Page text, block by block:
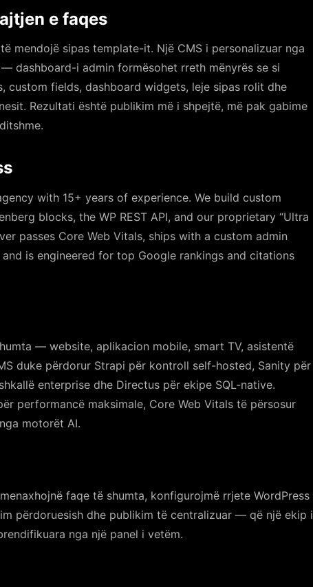
e faqes
mendojë sipas template-it. Një CMS i personalizuar nga
dashboard-i admin formësohet rreth mënyrës se si
fields, dashboard widgets, leje sipas rolit dhe
Rezultati është publikim më i shpejtë, më pak gabime
with 15+ years of experience. We build custom
blocks, the WP REST API, and our proprietary “Ultra
passes Core Web Vitals, ships with a custom admin
is engineered for top Google rankings and citations
— website, aplikacion mobile, smart TV, asistentë
duke përdorur Strapi për kontroll self-hosted, Sanity për
enterprise dhe Directus për ekipe SQL-native.
performancë maksimale, Core Web Vitals të përsosur
motorët AI.
faqe të shumta, konfigurojmë rrjete WordPress
përdoruesish dhe publikim të centralizuar — që një ekip i
nga një panel i vetëm.